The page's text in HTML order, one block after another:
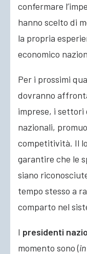
confermare
hanno scelto di
la propria
economico
Per i prossimi
dovranno
imprese, i settori
nazionali,
competitività. Il
garantire che le
siano
tempo stesso a
comparto nel
I presidenti
momento sono (